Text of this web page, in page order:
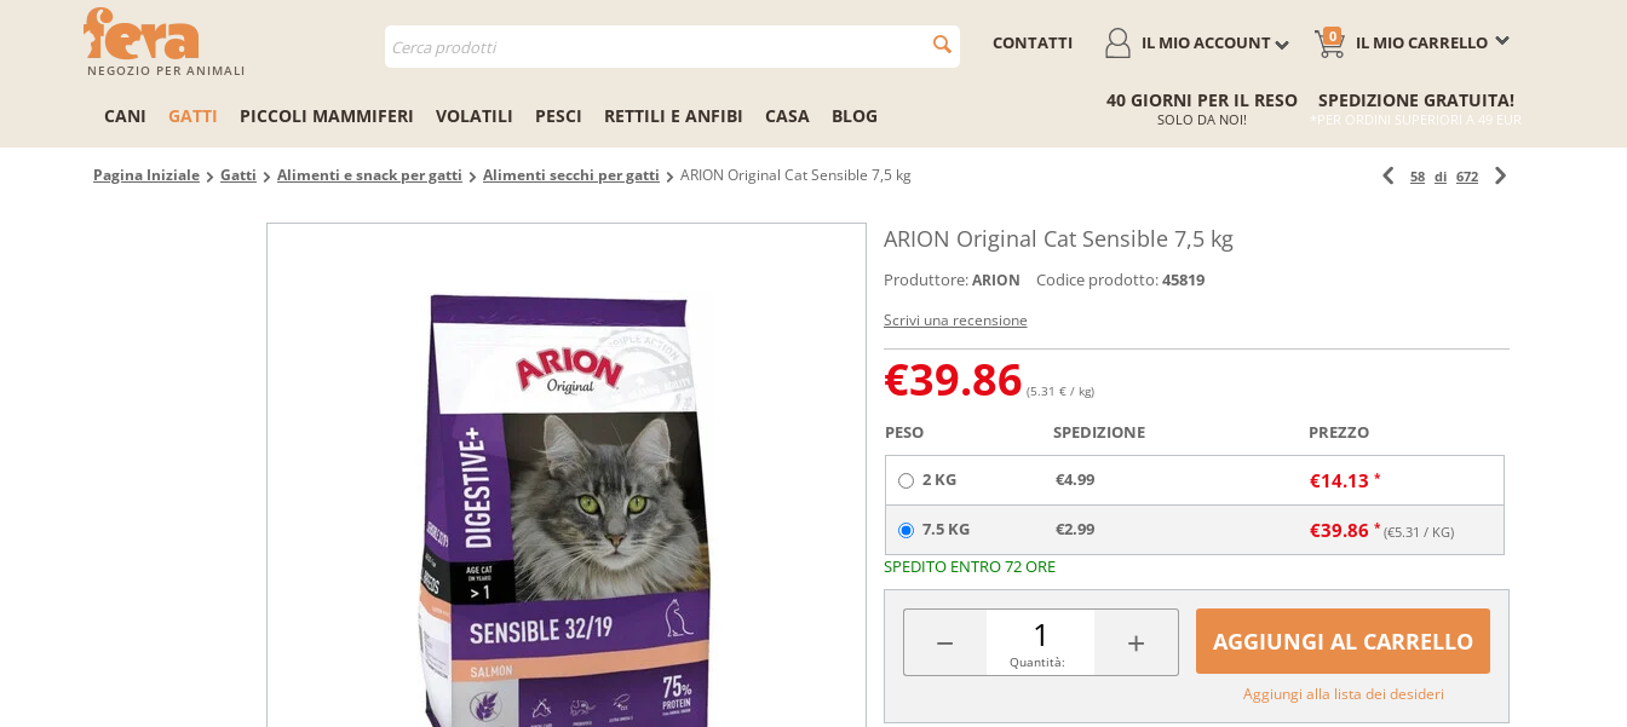
NEGOZIO PER ANIMALI
IL MIO CARRELLO
0
IL MIO ACCOUNT
CONTATTI
CANI GATTI PICCOLI MAMMIFERI VOLATILI PESCI RETTILI E ANFIBI CASA BLOG
40 GIORNI PER IL RESO
SOLO DA NOI!
SPEDIZIONE GRATUITA!
*PER ORDINI SUPERIORI A 49 EUR
Pagina Iniziale Gatti Alimenti e snack per gatti Alimenti secchi per gatti ARION Original Cat Sensible 7,5 kg 58 di 672
ARION Original Cat Sensible 7,5 kg
Produttore: ARION Codice prodotto:45819
Scrivi una recensione
€39.86 (5.31 € / kg)
PESO SPEDIZIONE PREZZO
2 KG €4.99 €14.13
7.5 KG €2.99 €39.86 (€5.31 / KG)
SPEDITO ENTRO 72 ORE
− +
Quantità:
AGGIUNGI AL CARRELLO
Aggiungi alla lista dei desideri